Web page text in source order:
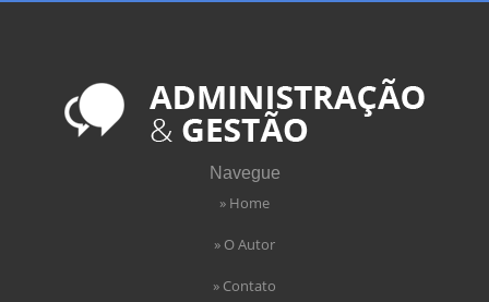
Navegue
» Home
» O Autor
» Contato